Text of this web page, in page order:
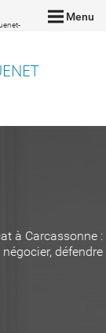
Menu
à Carcassonne :
défendre